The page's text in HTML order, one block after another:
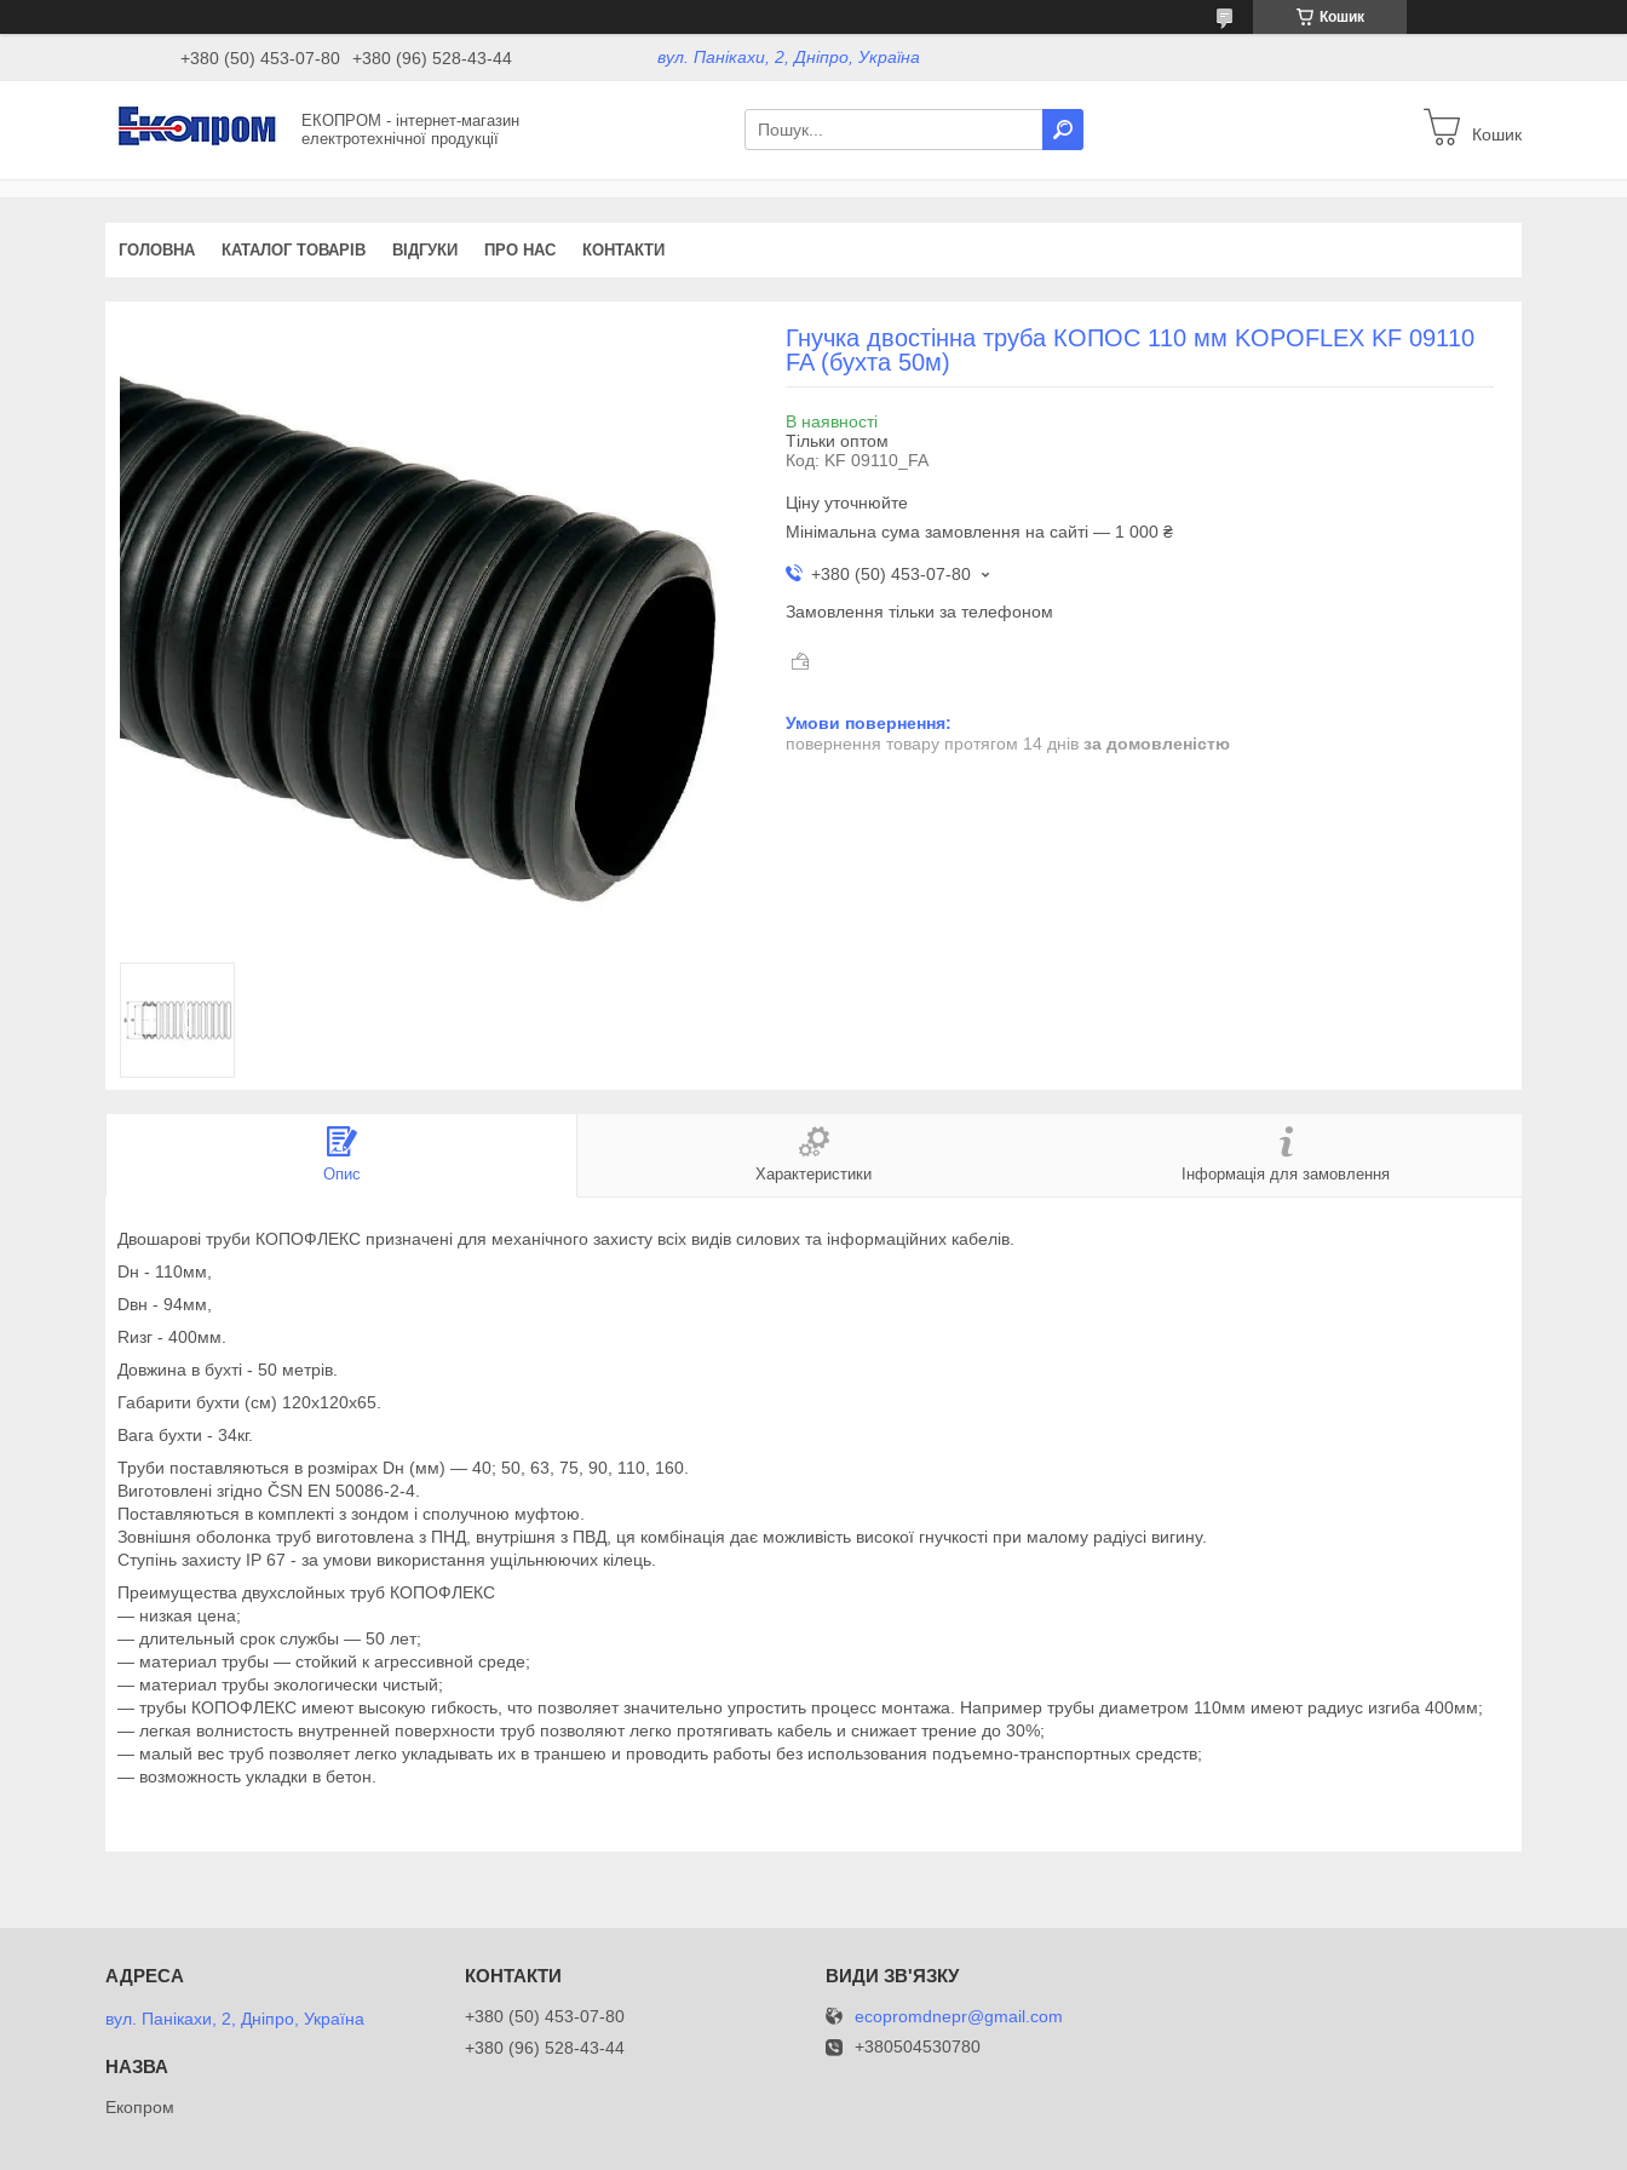
Кошик
+380 (50) 453-07-80 +380 (96) 528-43-44 вул. Панікахи, 2, Дніпро, Україна
ЕКОПРОМ - інтернет-магазин
електротехнічної продукції
Кошик
ГОЛОВНА КАТАЛОГ ТОВАРІВ ВІДГУКИ ПРО НАС КОНТАКТИ
Гнучка двостінна труба КОПОС 110 мм KOPOFLEX KF 09110
FA (бухта 50м)
В наявності
Тільки оптом
Код: KF 09110_FA
Ціну уточнюйте
Мінімальна сума замовлення на сайті — 1 000 ₴
+380 (50) 453-07-80
Замовлення тільки за телефоном
повернення товару протягом 14 днів за домовленістю
Опис Характеристики Інформація для замовлення
Двошарові труби КОПОФЛЕКС призначені для механічного захисту всіх видів силових та інформаційних кабелів.
Dн - 110мм,
Dвн - 94мм,
Rизг - 400мм.
Довжина в бухті - 50 метрів.
Габарити бухти (см) 120х120х65.
Вага бухти - 34кг.
Труби поставляються в розмірах Dн (мм) — 40; 50, 63, 75, 90, 110, 160.
Виготовлені згідно ČSN EN 50086-2-4.
Поставляються в комплекті з зондом і сполучною муфтою.
Зовнішня оболонка труб виготовлена з ПНД, внутрішня з ПВД, ця комбінація дає можливість високої гнучкості при малому радіусі вигину.
Ступінь захисту IP 67 - за умови використання ущільнюючих кілець.
Преимущества двухслойных труб КОПОФЛЕКС
— низкая цена;
— длительный срок службы — 50 лет;
— материал трубы — стойкий к агрессивной среде;
— материал трубы экологически чистый;
— трубы КОПОФЛЕКС имеют высокую гибкость, что позволяет значительно упростить процесс монтажа. Например трубы диаметром 110мм имеют радиус изгиба 400мм;
— легкая волнистость внутренней поверхности труб позволяют легко протягивать кабель и снижает трение до 30%;
— малый вес труб позволяет легко укладывать их в траншею и проводить работы без использования подъемно-транспортных средств;
— возможность укладки в бетон.
вул. Панікахи, 2, Дніпро, Україна
Екопром
+380 (50) 453-07-80
+380 (96) 528-43-44
ecopromdnepr@gmail.com
+380504530780